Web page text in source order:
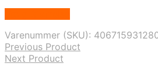
Varenummer (SKU):
Previous Product
Next Product